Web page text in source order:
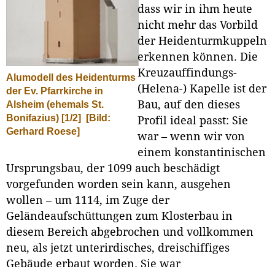
Alumodell des Heidenturms
der Ev. Pfarrkirche in
Alsheim (ehemals St.
Bonifazius) [1/2]
[Bild:
Gerhard Roese]
dass wir in ihm heute
nicht mehr das Vorbild
der Heidenturmkuppeln
erkennen können. Die
Kreuzauffindungs-
(Helena-) Kapelle ist der
Bau, auf den dieses
Profil ideal passt: Sie
war – wenn wir von
einem konstantinischen
Ursprungsbau, der 1099 auch beschädigt
vorgefunden worden sein kann, ausgehen
wollen – um 1114, im Zuge der
Geländeaufschüttungen zum Klosterbau in
diesem Bereich abgebrochen und vollkommen
neu, als jetzt unterirdisches, dreischiffiges
Gebäude erbaut worden. Sie war